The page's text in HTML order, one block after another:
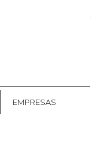
EMPRESAS